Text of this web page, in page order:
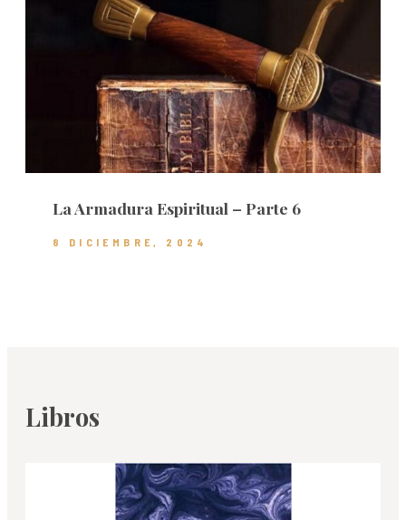
La Armadura Espiritual – Parte 6
8 DICIEMBRE, 2024
Libros